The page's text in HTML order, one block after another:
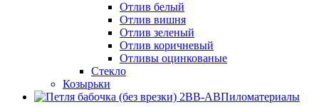
Отлив белый
Отлив вишня
Отлив зеленый
Отлив коричневый
Отливы оцинкованые
Стекло
Козырьки
Пиломатериалы